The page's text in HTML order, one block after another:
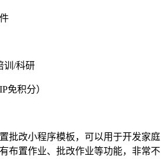
训/科研
免积分）
批改小程序模板，可以用于开发家庭
布置作业、批改作业等功能，非常不